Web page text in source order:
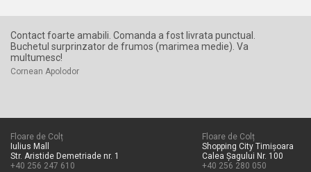
Contact foarte amabili. Comanda a fost livrata punctual.
Buchetul surprinzator de frumos (marimea medie). Va
multumesc!
Cornean Apolodor
Floare de Colț
Iulius Mall
Str. Aristide Demetriade nr. 1
+40 256 247 610
Floare de Colț
Shopping City Timișoara
Calea Șagului Nr. 100
+40 256 280 050